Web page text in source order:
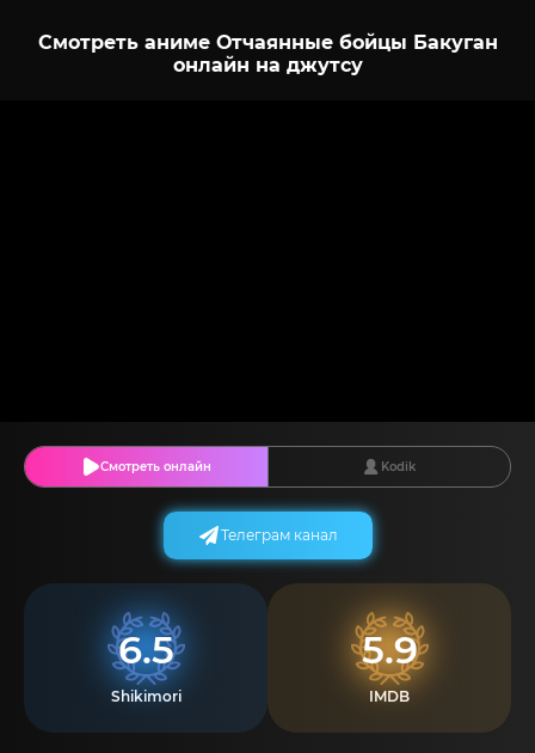
Смотреть аниме Отчаянные бойцы Бакуган
онлайн на джутсу
Смотреть онлайн Kodik
6.5
Shikimori
5.9
IMDB
Телеграм канал